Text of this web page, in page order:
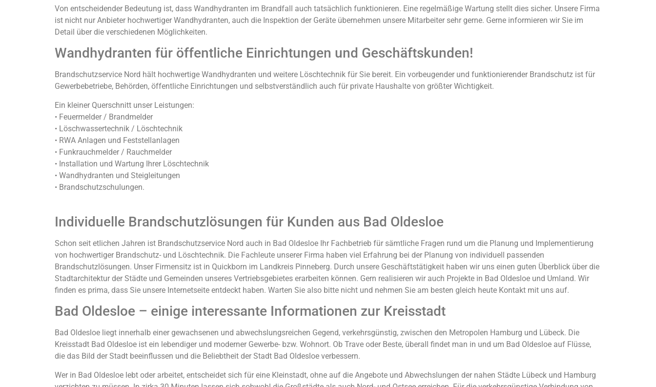
Von entscheidender Bedeutung ist, dass Wandhydranten im Brandfall auch tatsächlich funktionieren. Eine regelmäßige Wartung stellt dies sicher. Unsere Firma
ist nicht nur Anbieter hochwertiger Wandhydranten, auch die Inspektion der Geräte übernehmen unsere Mitarbeiter sehr gerne. Gerne informieren wir Sie im
Detail über die verschiedenen Möglichkeiten.
Wandhydranten für öffentliche Einrichtungen und Geschäftskunden!
Brandschutzservice Nord hält hochwertige Wandhydranten und weitere Löschtechnik für Sie bereit. Ein vorbeugender und funktionierender Brandschutz ist für
Gewerbebetriebe, Behörden, öffentliche Einrichtungen und selbstverständlich auch für private Haushalte von größter Wichtigkeit.
Ein kleiner Querschnitt unser Leistungen:
• Feuermelder / Brandmelder
• Löschwassertechnik / Löschtechnik
• RWA Anlagen und Feststellanlagen
• Funkrauchmelder / Rauchmelder
• Installation und Wartung Ihrer Löschtechnik
• Wandhydranten und Steigleitungen
• Brandschutzschulungen.
Individuelle Brandschutzlösungen für Kunden aus Bad Oldesloe
Schon seit etlichen Jahren ist Brandschutzservice Nord auch in Bad Oldesloe Ihr Fachbetrieb für sämtliche Fragen rund um die Planung und Implementierung
von hochwertiger Brandschutz- und Löschtechnik. Die Fachleute unserer Firma haben viel Erfahrung bei der Planung von individuell passenden
Brandschutzlösungen. Unser Firmensitz ist in Quickborn im Landkreis Pinneberg. Durch unsere Geschäftstätigkeit haben wir uns einen guten Überblick über die
Stadtarchitektur der Städte und Gemeinden unseres Vertriebsgebietes erarbeiten können. Gern realisieren wir auch Projekte in Bad Oldesloe und Umland. Wir
finden es prima, dass Sie unsere Internetseite entdeckt haben. Warten Sie also bitte nicht und nehmen Sie am besten gleich heute Kontakt mit uns auf.
Bad Oldesloe – einige interessante Informationen zur Kreisstadt
Bad Oldesloe liegt innerhalb einer gewachsenen und abwechslungsreichen Gegend, verkehrsgünstig, zwischen den Metropolen Hamburg und Lübeck. Die
Kreisstadt Bad Oldesloe ist ein lebendiger und moderner Gewerbe- bzw. Wohnort. Ob Trave oder Beste, überall findet man in und um Bad Oldesloe auf Flüsse,
die das Bild der Stadt beeinflussen und die Beliebtheit der Stadt Bad Oldesloe verbessern.
Wer in Bad Oldesloe lebt oder arbeitet, entscheidet sich für eine Kleinstadt, ohne auf die Angebote und Abwechslungen der nahen Städte Lübeck und Hamburg